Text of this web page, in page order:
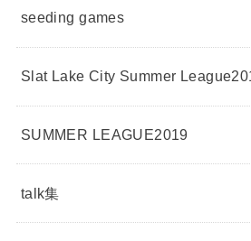
seeding games
Slat Lake City Summer
SUMMER LEAGUE2019
talk集